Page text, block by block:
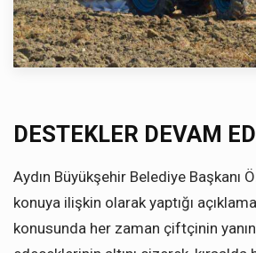
DESTEKLER DEVAM
Aydın Büyükşehir Belediye Başkanı
konuya ilişkin olarak yaptığı
konusunda her zaman çiftçinin